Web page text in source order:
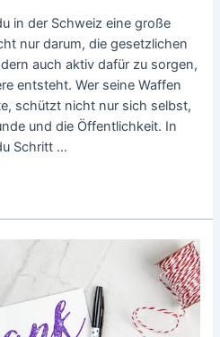
in der Schweiz eine große
nur darum, die gesetzlichen
auch aktiv dafür zu sorgen,
entsteht. Wer seine Waffen
schützt nicht nur sich selbst,
und die Öffentlichkeit. In
Schritt …